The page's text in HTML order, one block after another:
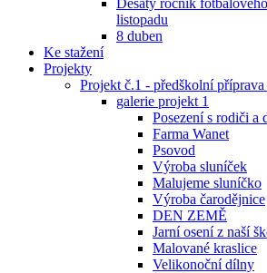
Desátý ročník
listopadu
8 duben
Ke stažení
Projekty
Projekt č.1 - předškolní
galerie projekt 1
Posezení s rodiči a
Farma Wanet
Psovod
Výroba sluníček
Malujeme sluníčko
Výroba čarodějnice
DEN ZEMĚ
Jarní osení z naší
Malované kraslice
Velikonoční dílny